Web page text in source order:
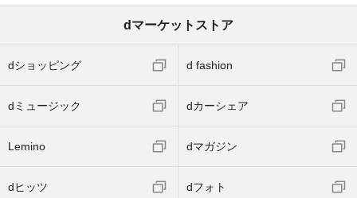
dマーケットストア
dショッピング d fashion
dミュージック dカーシェア
Lemino dマガジン
dヒッツ dフォト